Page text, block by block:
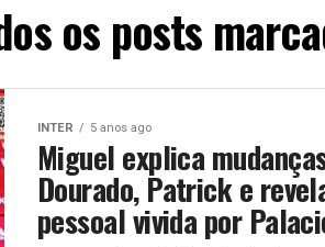
os posts
INTER 5 anos ago
Miguel explica
Dourado, Patrick e
pessoal vivida por